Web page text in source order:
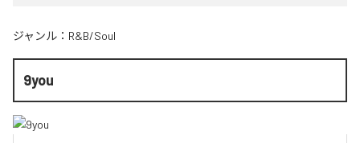
ジャンル： R&B/Soul
9you